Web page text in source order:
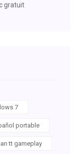
gratuit
7
portable
tt gameplay